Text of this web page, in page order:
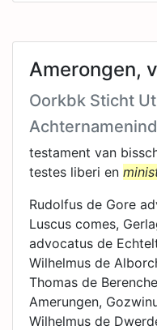
Amerongen,
Oorkbk Sticht
testament van
testes liberi en
Rudolfus de Gore
Luscus comes,
advocatus de
Wilhelmus de
Thomas de
Amerungen,
Wilhelmus de